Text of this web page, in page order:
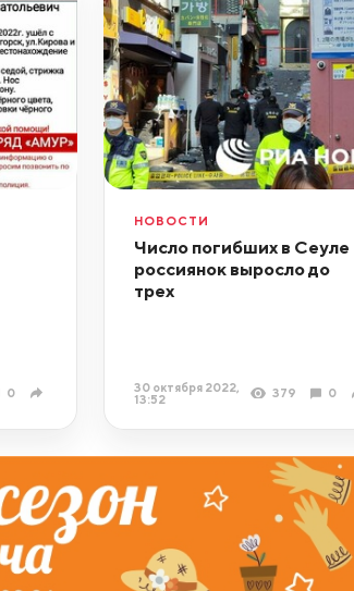
0
НОВОСТИ
Число погибших в Сеуле
россиянок выросло до
трех
30 октября 2022,
13:52
379 0